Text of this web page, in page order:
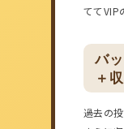
ててVIP
バ
＋
過去の